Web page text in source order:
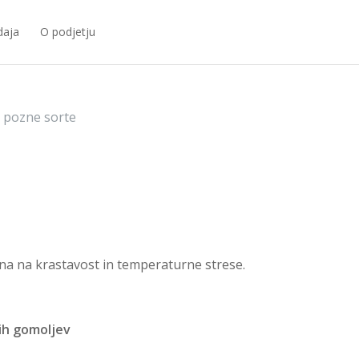
O podjetju
sorte
na krastavost in temperaturne strese.
gomoljev